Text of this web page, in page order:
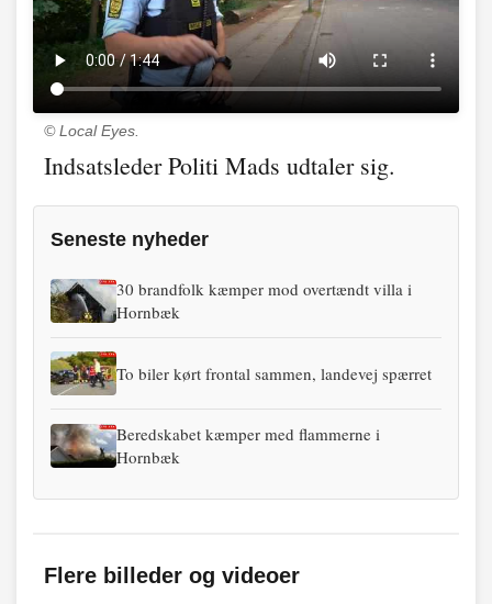
© Local Eyes.
Indsatsleder Politi Mads udtaler sig.
Seneste nyheder
30 brandfolk kæmper mod overtændt villa i
Hornbæk
To biler kørt frontal sammen, landevej spærret
Beredskabet kæmper med flammerne i
Hornbæk
Flere billeder og videoer